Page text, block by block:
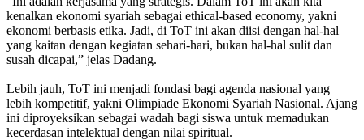
kenalkan ekonomi syariah sebagai ethical-based economy, yakni
ekonomi berbasis etika. Jadi, di ToT ini akan diisi dengan hal-hal
yang kaitan dengan kegiatan sehari-hari, bukan hal-hal sulit dan
susah dicapai,” jelas Dadang.
Lebih jauh, ToT ini menjadi fondasi bagi agenda nasional yang
lebih kompetitif, yakni Olimpiade Ekonomi Syariah Nasional. Ajang
ini diproyeksikan sebagai wadah bagi siswa untuk memadukan
kecerdasan intelektual dengan nilai spiritual.